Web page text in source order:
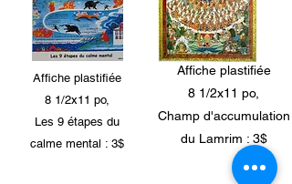
Affiche plastifiée
8 1/2x11 po,
Les 9 étapes du
calme mental : 3$
Affiche plastifiée
8 1/2x11 po,
Champ d'accumulation
du Lamrim : 3$